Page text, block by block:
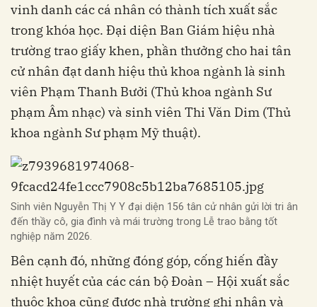
vinh danh các cá nhân có thành tích xuất sắc
trong khóa học. Đại diện Ban Giám hiệu nhà
trường trao giấy khen, phần thưởng cho hai tân
cử nhân đạt danh hiệu thủ khoa ngành là sinh
viên Phạm Thanh Bưởi (Thủ khoa ngành Sư
phạm Âm nhạc) và sinh viên Thi Văn Dim (Thủ
khoa ngành Sư phạm Mỹ thuật).
Sinh viên Nguyễn Thị Y Y đại diện 156 tân cử nhân gửi lời tri ân
đến thầy cô, gia đình và mái trường trong Lễ trao bằng tốt
nghiệp năm 2026.
Bên cạnh đó, những đóng góp, cống hiến đầy
nhiệt huyết của các cán bộ Đoàn – Hội xuất sắc
thuộc khoa cũng được nhà trường ghi nhận và